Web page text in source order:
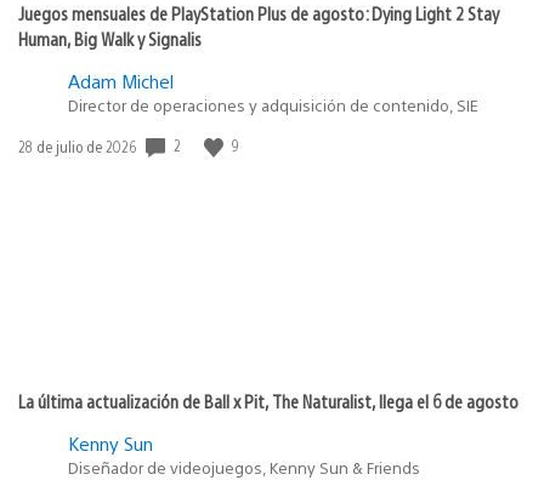
Juegos mensuales de PlayStation Plus de agosto: Dying Light 2 Stay
Human, Big Walk y Signalis
Adam Michel
Director de operaciones y adquisición de contenido, SIE
Fecha
28 de julio de 2026 2 9
La última actualización de Ball x Pit, The Naturalist, llega el 6 de agosto
Kenny Sun
Diseñador de videojuegos, Kenny Sun & Friends